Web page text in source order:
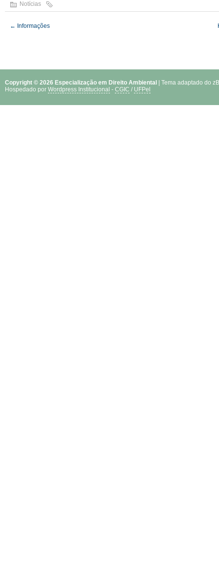
Notícias
← Informações
Copyright © 2026 Especialização em Direito Ambiental
| Tema adaptado do
Hospedado por Wordpress Institucional - CGIC / UFPel